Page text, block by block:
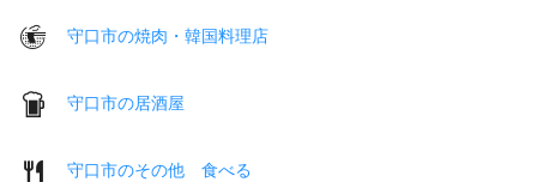
守口市の焼肉・韓国料理店
守口市の居酒屋
守口市のその他 食べる